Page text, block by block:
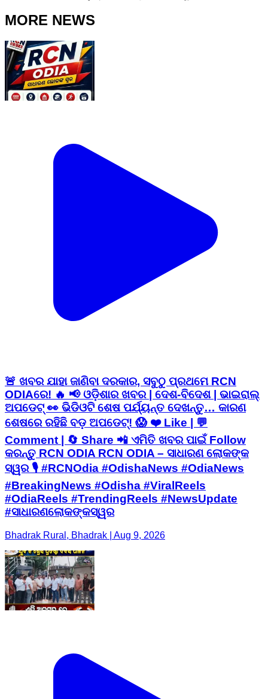
MORE NEWS
🚨 ଖବର ଯାହା ଜାଣିବା ଦରକାର, ସବୁଠୁ ପ୍ରଥମେ RCN
ODIAରେ! 🔥 📢 ଓଡ଼ିଶାର ଖବର | ଦେଶ-ବିଦେଶ | ଭାଇରାଲ୍
ଅପଡେଟ୍ 👀 ଭିଡିଓଟି ଶେଷ ପର୍ଯ୍ୟନ୍ତ ଦେଖନ୍ତୁ… କାରଣ
ଶେଷରେ ରହିଛି ବଡ଼ ଅପଡେଟ୍! 😱 ❤️ Like | 💬
Comment | 🔄 Share 📲 ଏମିତି ଖବର ପାଇଁ Follow
କରନ୍ତୁ RCN ODIA RCN ODIA – ସାଧାରଣ ଲୋକଙ୍କ
ସ୍ୱର 🎙️ #RCNOdia #OdishaNews #OdiaNews
#BreakingNews #Odisha #ViralReels
#OdiaReels #TrendingReels #NewsUpdate
#ସାଧାରଣଲୋକଙ୍କସ୍ୱର
Bhadrak Rural, Bhadrak | Aug 9, 2026